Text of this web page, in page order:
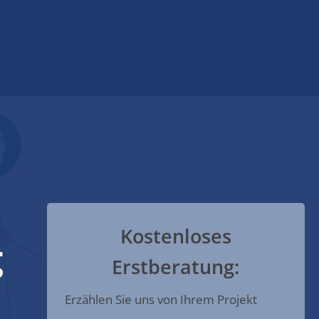
Kostenloses
Erstberatung:
Erzählen Sie uns von Ihrem Projekt